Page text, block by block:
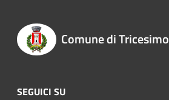
Comune di Tricesimo
SEGUICI SU